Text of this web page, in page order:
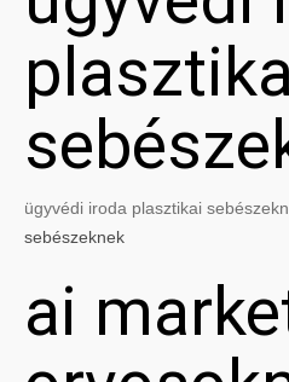
ügyvédi iroda plasztikai
sebészeknek
ai